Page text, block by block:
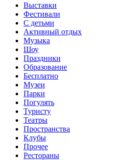
Выставки
Фестивали
С детьми
Активный отдых
Музыка
Шоу
Праздники
Образование
Бесплатно
Музеи
Парки
Погулять
Туристу
Театры
Пространства
Клубы
Прочее
Рестораны